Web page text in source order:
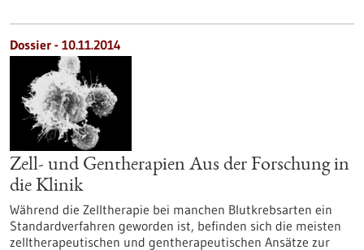
Dossier - 10.11.2014
Zell- und Gentherapien Aus der Forschung in
die Klinik
Während die Zelltherapie bei manchen Blutkrebsarten ein
Standardverfahren geworden ist, befinden sich die meisten
zelltherapeutischen und gentherapeutischen Ansätze zur